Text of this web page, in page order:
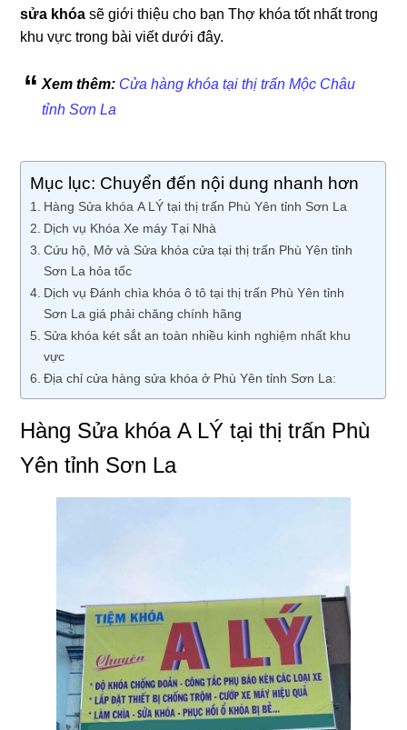
sửa khóa sẽ giới thiệu cho bạn Thợ khóa tốt nhất trong
khu vực trong bài viết dưới đây.
Xem thêm: Cửa hàng khóa tại thị trấn Mộc Châu
tỉnh Sơn La
Mục lục: Chuyển đến nội dung nhanh hơn
Hàng Sửa khóa A LÝ tại thị trấn Phù Yên tỉnh Sơn La
Dịch vụ Khóa Xe máy Tại Nhà
Cứu hộ, Mở và Sửa khóa cửa tại thị trấn Phù Yên tỉnh
Sơn La hỏa tốc
Dịch vụ Đánh chìa khóa ô tô tại thị trấn Phù Yên tỉnh
Sơn La giá phải chăng chính hãng
Sửa khóa két sắt an toàn nhiều kinh nghiệm nhất khu
vực
Địa chỉ cửa hàng sửa khóa ở Phù Yên tỉnh Sơn La:
Hàng Sửa khóa A LÝ tại thị trấn Phù
Yên tỉnh Sơn La